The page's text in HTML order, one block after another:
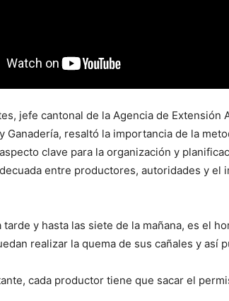
jefe cantonal de la Agencia de Extensión
Ganadería, resaltó la importancia de la
clave para la organización y
entre productores, autoridades y el
tarde y hasta las siete de la mañana, es el
realizar la quema de sus cañales y así
cada productor tiene que sacar el